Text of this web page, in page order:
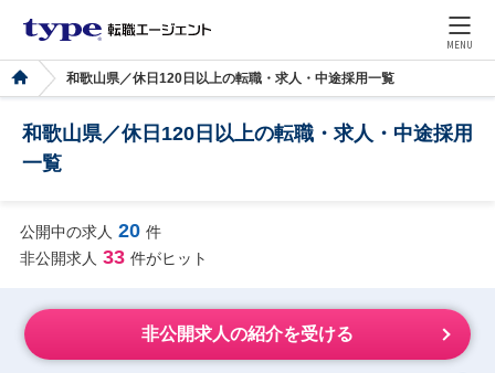
MENU
和歌山県／休日120日以上の転職・求人・中途採用一覧
和歌山県／休日120日以上の転職・求人・中途採用
一覧
公開中の求人 20 件
非公開求人 33 件がヒット
非公開求人の紹介を受ける